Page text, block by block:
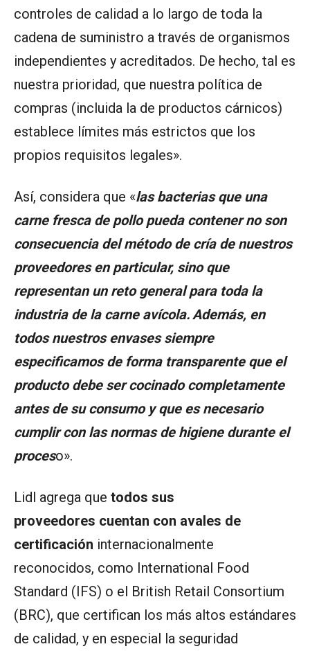
controles de calidad a lo largo de toda la
cadena de suministro a través de organismos
independientes y acreditados. De hecho, tal es
nuestra prioridad, que nuestra política de
compras (incluida la de productos cárnicos)
establece límites más estrictos que los
propios requisitos legales».
Así, considera que «las bacterias que una
carne fresca de pollo pueda contener no son
consecuencia del método de cría de nuestros
proveedores en particular, sino que
representan un reto general para toda la
industria de la carne avícola. Además, en
todos nuestros envases siempre
especificamos de forma transparente que el
producto debe ser cocinado completamente
antes de su consumo y que es necesario
cumplir con las normas de higiene durante el
proceso».
Lidl agrega que todos sus
proveedores cuentan con avales de
certificación internacionalmente
reconocidos, como International Food
Standard (IFS) o el British Retail Consortium
(BRC), que certifican los más altos estándares
de calidad, y en especial la seguridad